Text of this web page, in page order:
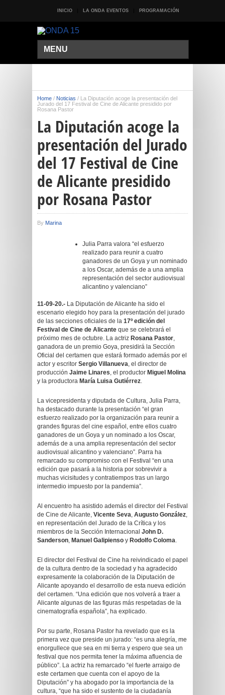
INICIO LA ONDA EVENTOS PROGRAMACIÓN
MENU
Home / Noticias / La Diputación acoge la presentación del
Jurado del 17 Festival de Cine de Alicante presidido por
Rosana Pastor
La Diputación acoge la
presentación del Jurado
del 17 Festival de Cine
de Alicante presidido
por Rosana Pastor
By Marina
Julia Parra valora “el esfuerzo
realizado para reunir a cuatro
ganadores de un Goya y un nominado
a los Oscar, además de a una amplia
representación del sector audiovisual
alicantino y valenciano”
11-09-20.- La Diputación de Alicante ha sido el
escenario elegido hoy para la presentación del jurado
de las secciones oficiales de la 17º edición del
Festival de Cine de Alicante que se celebrará el
próximo mes de octubre. La actriz Rosana Pastor,
ganadora de un premio Goya, presidirá la Sección
Oficial del certamen que estará formado además por el
actor y escritor Sergio Villanueva, el director de
producción Jaime Linares, el productor Miguel Molina
y la productora María Luisa Gutiérrez.
La vicepresidenta y diputada de Cultura, Julia Parra,
ha destacado durante la presentación “el gran
esfuerzo realizado por la organización para reunir a
grandes figuras del cine español, entre ellos cuatro
ganadores de un Goya y un nominado a los Oscar,
además de a una amplia representación del sector
audiovisual alicantino y valenciano”. Parra ha
remarcado su compromiso con el Festival “en una
edición que pasará a la historia por sobrevivir a
muchas vicisitudes y contratiempos tras un largo
intermedio impuesto por la pandemia”.
Al encuentro ha asistido además el director del Festival
de Cine de Alicante, Vicente Seva, Augusto González,
en representación del Jurado de la Crítica y los
miembros de la Sección Internacional John D.
Sanderson, Manuel Galipienso y Rodolfo Coloma.
El director del Festival de Cine ha reivindicado el papel
de la cultura dentro de la sociedad y ha agradecido
expresamente la colaboración de la Diputación de
Alicante apoyando el desarrollo de esta nueva edición
del certamen. “Una edición que nos volverá a traer a
Alicante algunas de las figuras más respetadas de la
cinematografía española”, ha explicado.
Por su parte, Rosana Pastor ha revelado que es la
primera vez que preside un jurado: “es una alegría, me
enorgullece que sea en mi tierra y espero que sea un
festival que nos permita tener la máxima afluencia de
público”. La actriz ha remarcado “el fuerte arraigo de
este certamen que cuenta con el apoyo de la
Diputación” y ha abogado por la importancia de la
cultura, “que ha sido el sustento de la ciudadanía